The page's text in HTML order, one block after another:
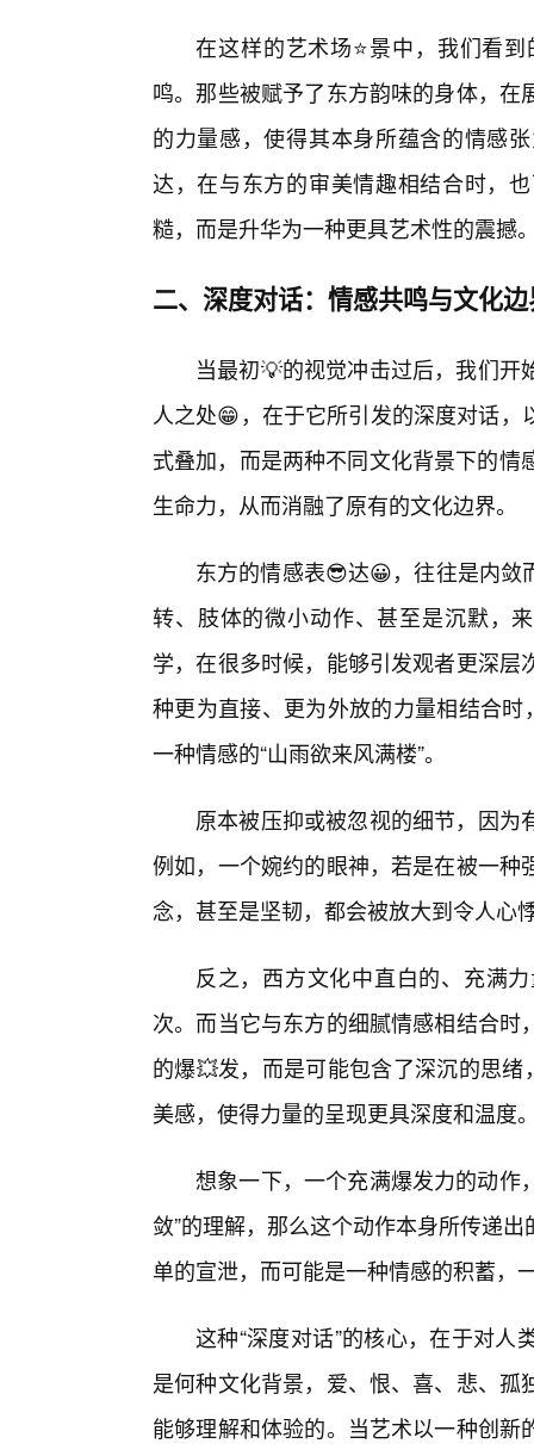
在这样的艺术场⭐景中，我们看
鸣。那些被赋予了东方韵味的身体，
的力量感，使得其本身所蕴含的情感
达，在与东方的审美情趣相结合时，
糙，而是升华为一种更具艺术性的震撼
二、深度对话：情感共鸣与文化
当最初💡的视觉冲击过后，我们
人之处😁，在于它所引发的深度对话
式叠加，而是两种不同文化背景下的
生命力，从而消融了原有的文化边界。
东方的情感表😎达😀，往往是内
转、肢体的微小动作、甚至是沉默，
学，在很多时候，能够引发观者更深
种更为直接、更为外放的力量相结合
一种情感的“山雨欲来风满楼”。
原本被压抑或被忽视的细节，因
例如，一个婉约的眼神，若是在被一
念，甚至是坚韧，都会被放大到令人心
反之，西方文化中直白的、充满
次。而当它与东方的细腻情感相结合
的爆💥发，而是可能包含了深沉的思
美感，使得力量的呈现更具深度和温度
想象一下，一个充满爆发力的动作
敛”的理解，那么这个动作本身所传递
单的宣泄，而可能是一种情感的积蓄，
这种“深度对话”的核心，在于对
是何种文化背景，爱、恨、喜、悲、
能够理解和体验的。当艺术以一种创